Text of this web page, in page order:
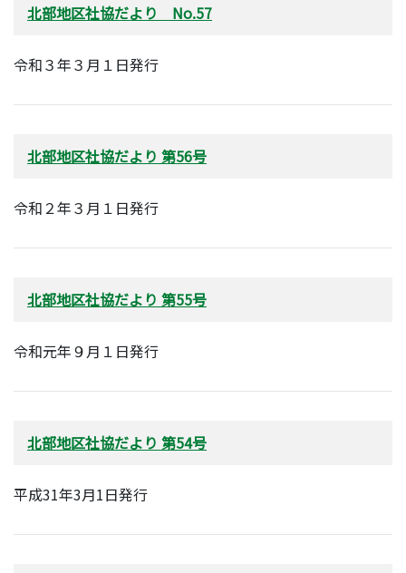
北部地区社協だより No.57
令和３年３月１日発行
北部地区社協だより 第56号
令和２年３月１日発行
北部地区社協だより 第55号
令和元年９月１日発行
北部地区社協だより 第54号
平成31年3月1日発行